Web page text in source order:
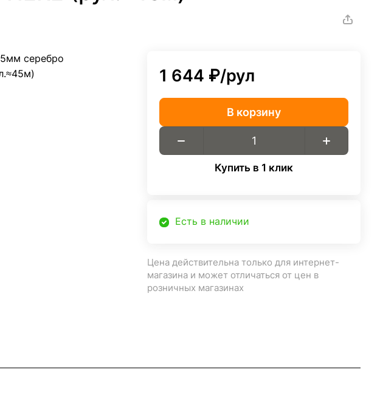
серебро
1 644 ₽/рул
В корзину
Купить в 1 клик
Есть в наличии
Цена действительна только для интернет-
магазина и может отличаться от цен в
розничных магазинах